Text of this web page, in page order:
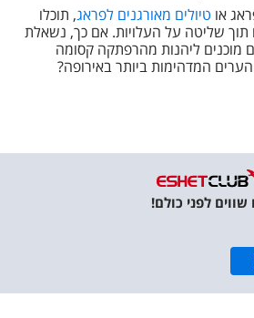
או טיולים מאורגנים לפראג, תוכלו
שליטה על העלויות. אם כך, נשאלת
ליהנות מהרפתקה קסומה
המדהימות ביותר באירופה?
לפני כולם!